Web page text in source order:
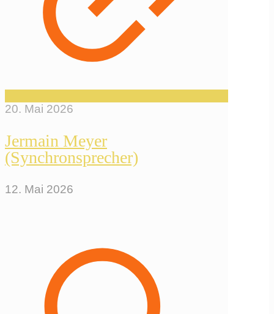
20. Mai 2026
Jermain Meyer
(Synchronsprecher)
12. Mai 2026